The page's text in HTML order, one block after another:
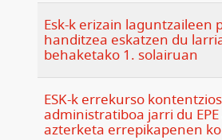
Esk-k erizain laguntzaileen
handitzea eskatzen du
behaketako 1. solairuan
ESK-k errekurso
administratiboa jarri du
azterketa errepikapenen